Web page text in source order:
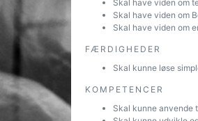
Skal have viden om
Skal have viden om
Skal have viden om
FÆRDIGHEDER
Skal kunne løse
KOMPETENCER
Skal kunne anvende